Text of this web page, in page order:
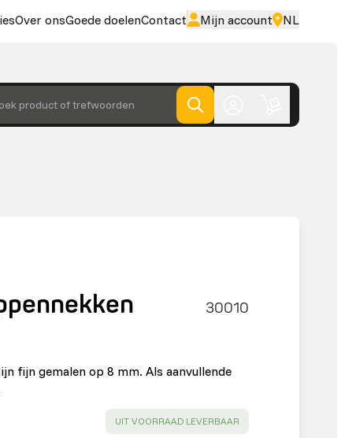
Over onsGoede doelenContact Mijn account NL
product of trefwoorden
30010
fijn gemalen op 8 mm. Als aanvullende
SUCCESS:
UIT VOORRAAD LEVERBAAR